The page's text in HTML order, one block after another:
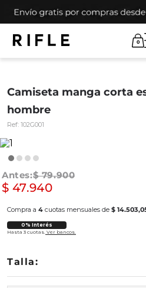
0
Camiseta manga corta
hombre
Ref: 102G001
$ 79.900
$ 47.940
Compra a 4 cuotas mensuales de $
0% Interés
Hasta 3 cuotas. Ver bancos.